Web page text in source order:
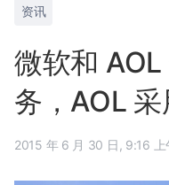
资讯
微软和
务，AOL
2015 年 6 月 30 日,